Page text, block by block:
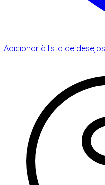
Adicionar à lista de desejos